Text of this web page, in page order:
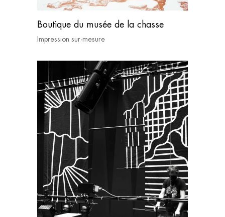
Boutique du musée de la chasse
Impression sur-mesure